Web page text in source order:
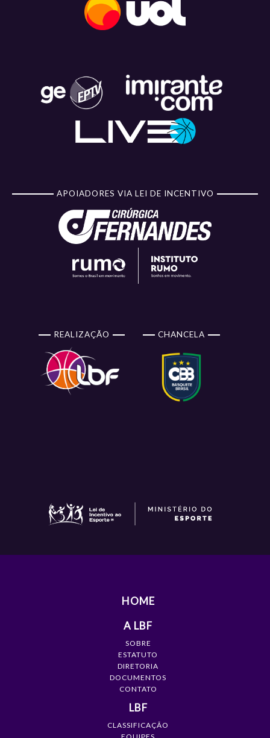
APOIADORES VIA LEI DE INCENTIVO
REALIZAÇÃO CHANCELA
HOME
A LBF
SOBRE
ESTATUTO
DIRETORIA
DOCUMENTOS
CONTATO
LBF
CLASSIFICAÇÃO